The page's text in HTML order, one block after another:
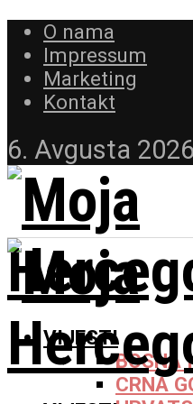
O nama
Impressum
Marketing
Kontakt
6. Avgusta
VIJESTI
BOSNA
CRNA